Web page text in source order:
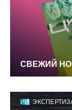
СВЕЖИЙ
ИИ